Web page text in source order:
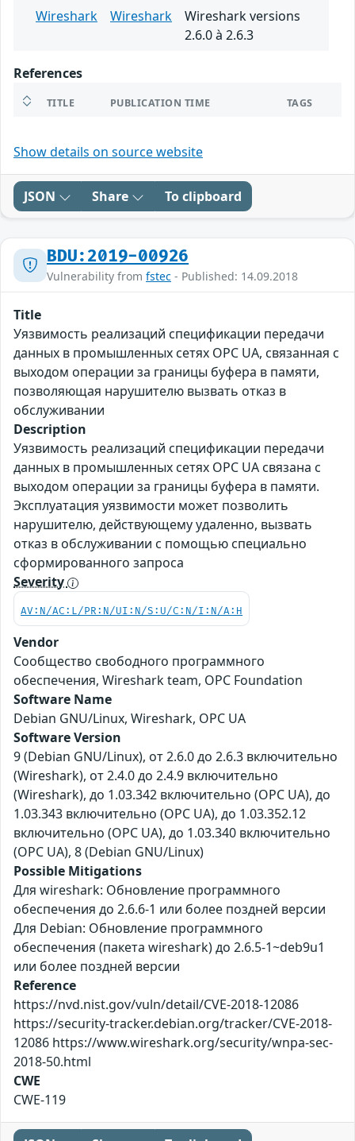
Wireshark
Wireshark
Wireshark versions
2.6.0 à 2.6.3
References
TITLE PUBLICATION TIME TAGS
Show details on source website
JSON Share To clipboard
BDU:2019-00926
Vulnerability from fstec - Published: 14.09.2018
Title
Уязвимость реализаций спецификации передачи
данных в промышленных сетях OPC UA, связанная с
выходом операции за границы буфера в памяти,
позволяющая нарушителю вызвать отказ в
обслуживании
Description
Уязвимость реализаций спецификации передачи
данных в промышленных сетях OPC UA связана с
выходом операции за границы буфера в памяти.
Эксплуатация уязвимости может позволить
нарушителю, действующему удаленно, вызвать
отказ в обслуживании с помощью специально
сформированного запроса
Severity
AV:N/AC:L/PR:N/UI:N/S:U/C:N/I:N/A:H
Vendor
Сообщество свободного программного
обеспечения, Wireshark team, OPC Foundation
Software Name
Debian GNU/Linux, Wireshark, OPC UA
Software Version
9 (Debian GNU/Linux), от 2.6.0 до 2.6.3 включительно
(Wireshark), от 2.4.0 до 2.4.9 включительно
(Wireshark), до 1.03.342 включительно (OPC UA), до
1.03.343 включительно (OPC UA), до 1.03.352.12
включительно (OPC UA), до 1.03.340 включительно
(OPC UA), 8 (Debian GNU/Linux)
Possible Mitigations
Для wireshark: Обновление программного
обеспечения до 2.6.6-1 или более поздней версии
Для Debian: Обновление программного
обеспечения (пакета wireshark) до 2.6.5-1~deb9u1
или более поздней версии
Reference
https://nvd.nist.gov/vuln/detail/CVE-2018-12086
https://security-tracker.debian.org/tracker/CVE-2018-
12086 https://www.wireshark.org/security/wnpa-sec-
2018-50.html
CWE
CWE-119